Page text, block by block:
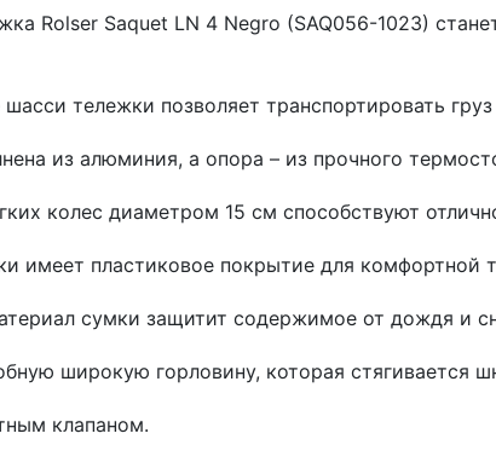
Rolser Saquet LN 4 Negro (SAQ056-1023)
тележки позволяет транспортировать
из алюминия, а опора – из прочного
колес диаметром 15 см способствуют
имеет пластиковое покрытие для
сумки защитит содержимое от дождя и
широкую горловину, которая стягивается
клапаном.